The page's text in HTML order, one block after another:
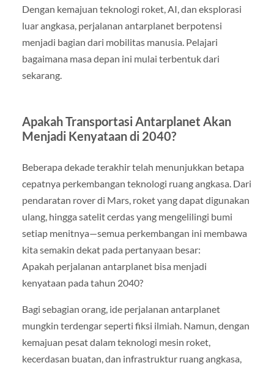
Dengan kemajuan teknologi roket, AI, dan eksplorasi
luar angkasa, perjalanan antarplanet berpotensi
menjadi bagian dari mobilitas manusia. Pelajari
bagaimana masa depan ini mulai terbentuk dari
sekarang.
Apakah Transportasi Antarplanet Akan
Menjadi Kenyataan di 2040?
Beberapa dekade terakhir telah menunjukkan betapa
cepatnya perkembangan teknologi ruang angkasa. Dari
pendaratan rover di Mars, roket yang dapat digunakan
ulang, hingga satelit cerdas yang mengelilingi bumi
setiap menitnya—semua perkembangan ini membawa
kita semakin dekat pada pertanyaan besar:
Apakah perjalanan antarplanet bisa menjadi
kenyataan pada tahun 2040?
Bagi sebagian orang, ide perjalanan antarplanet
mungkin terdengar seperti fiksi ilmiah. Namun, dengan
kemajuan pesat dalam teknologi mesin roket,
kecerdasan buatan, dan infrastruktur ruang angkasa,